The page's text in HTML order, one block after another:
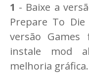
1 - Baixe a
Prepare To
versão
instale mod
melhoria gráfica.